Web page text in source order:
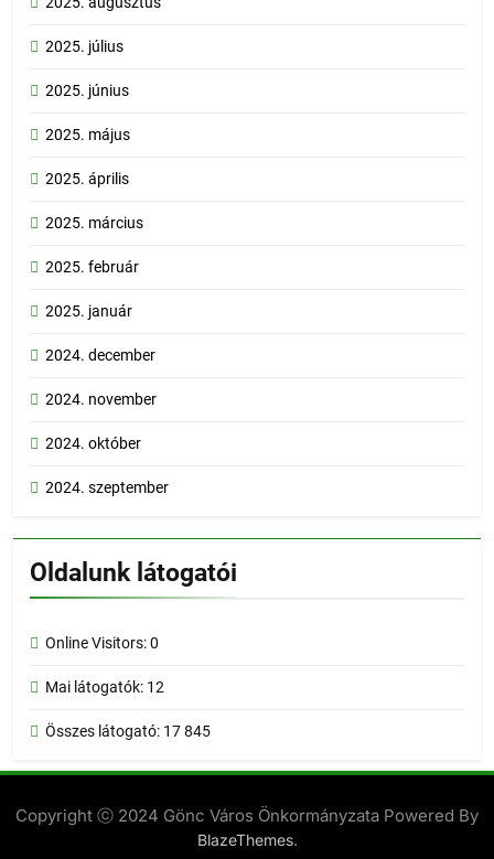
2025. július
2025. június
2025. május
2025. április
2025. március
2025. február
2025. január
2024. december
2024. november
2024. október
2024. szeptember
Oldalunk látogatói
Online Visitors:0
Mai látogatók: 12
Összes látogató: 17 845
Copyright ⓒ 2024 Gönc Város Önkormányzata Powered By
BlazeThemes.